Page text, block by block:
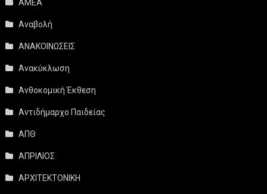
ΑΜΕΑ
Αναβολή
ΑΝΑΚΟΙΝΩΣΕΙΣ
Ανακύκλωση
Ανθοκομική Έκθεση
Αντιδήμαρχο Παιδείας
ΑΠΘ
ΑΠΡΙΛΙΟΣ
ΑΡΧΙΤΕΚΤΟΝΙΚΗ